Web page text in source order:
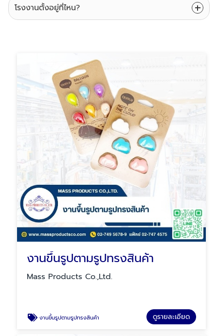
โรงงานตั้งอยู่ที่ไหน?
งานขึ้นรูปตามรูปทรงสินค้า
Mass Products Co.,Ltd.
งานขึ้นรูปตามรูปทรงสินค้า ดูรายละเอียด